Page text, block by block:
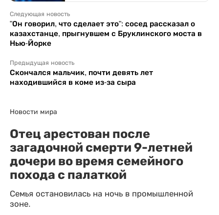
Следующая новость
"Он говорил, что сделает это": сосед рассказал о
казахстанце, прыгнувшем с Бруклинского моста в
Нью-Йорке
Предыдущая новость
Скончался мальчик, почти девять лет
находившийся в коме из-за сыра
Новости мира
Отец арестован после
загадочной смерти 9-летней
дочери во время семейного
похода с палаткой
Семья остановилась на ночь в промышленной
зоне.